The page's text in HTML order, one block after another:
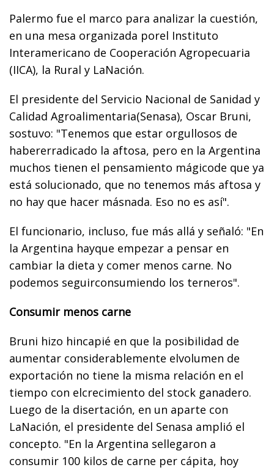
Palermo fue el marco para analizar la cuestión,
en una mesa organizada porel Instituto
Interamericano de Cooperación Agropecuaria
(IICA), la Rural y LaNación.
El presidente del Servicio Nacional de Sanidad y
Calidad Agroalimentaria(Senasa), Oscar Bruni,
sostuvo: "Tenemos que estar orgullosos de
habererradicado la aftosa, pero en la Argentina
muchos tienen el pensamiento mágicode que ya
está solucionado, que no tenemos más aftosa y
no hay que hacer másnada. Eso no es así".
El funcionario, incluso, fue más allá y señaló: "En
la Argentina hayque empezar a pensar en
cambiar la dieta y comer menos carne. No
podemos seguirconsumiendo los terneros".
Consumir menos carne
Bruni hizo hincapié en que la posibilidad de
aumentar considerablemente elvolumen de
exportación no tiene la misma relación en el
tiempo con elcrecimiento del stock ganadero.
Luego de la disertación, en un aparte con
LaNación, el presidente del Senasa amplió el
concepto. "En la Argentina sellegaron a
consumir 100 kilos de carne per cápita, hoy